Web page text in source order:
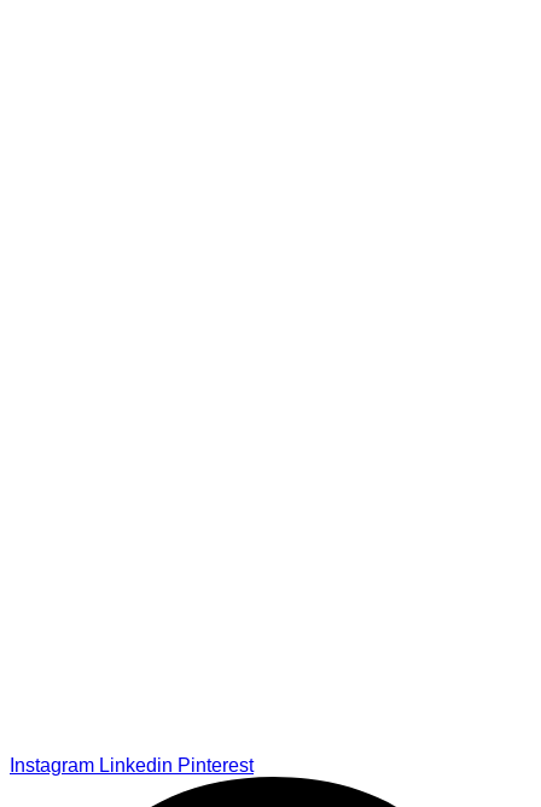
Instagram Linkedin Pinterest